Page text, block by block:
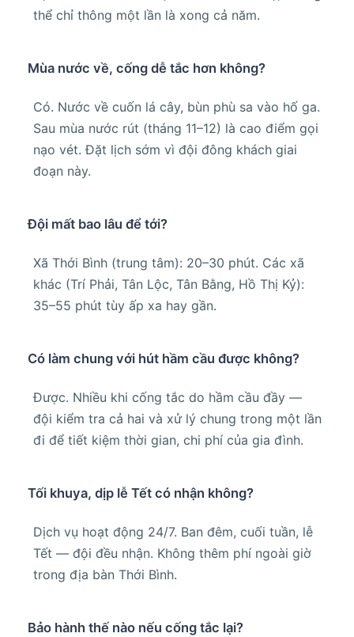
thể chỉ thông một lần là xong cả năm.
Mùa nước về, cống dễ tắc hơn không?
Có. Nước về cuốn lá cây, bùn phù sa vào hố ga.
Sau mùa nước rút (tháng 11–12) là cao điểm gọi
nạo vét. Đặt lịch sớm vì đội đông khách giai
đoạn này.
Đội mất bao lâu để tới?
Xã Thới Bình (trung tâm): 20–30 phút. Các xã
khác (Trí Phải, Tân Lộc, Tân Bằng, Hồ Thị Kỷ):
35–55 phút tùy ấp xa hay gần.
Có làm chung với hút hầm cầu được không?
Được. Nhiều khi cống tắc do hầm cầu đầy —
đội kiểm tra cả hai và xử lý chung trong một lần
đi để tiết kiệm thời gian, chi phí của gia đình.
Tối khuya, dịp lễ Tết có nhận không?
Dịch vụ hoạt động 24/7. Ban đêm, cuối tuần, lễ
Tết — đội đều nhận. Không thêm phí ngoài giờ
trong địa bàn Thới Bình.
Bảo hành thế nào nếu cống tắc lại?